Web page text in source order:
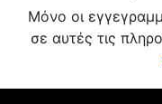
Μόνο οι
σε αυτές τις